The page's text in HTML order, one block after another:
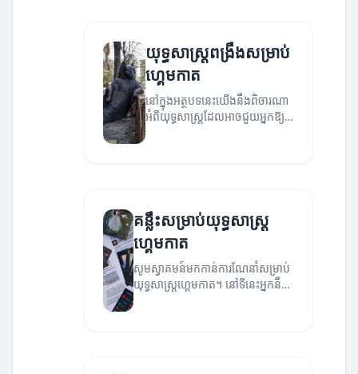
យុទ្ធសាស្ត្រពង្រឹងសម្រាប់
ហ្គេមកាត
នៅក្នុងអត្ថបទនេះយើងនឹងពិចារណា
អំពីយុទ្ធសាស្ត្រដែលអាចជួយអ្នកឱ្យ
ឈ្នះក្នុងហ្គេមកាត។
គន្លឹះសម្រាប់យុទ្ធសាស្ត្រ
ហ្គេមកាត
សូមស្វាគមន៍មកកាន់ការណែនាំសម្រាប់
យុទ្ធសាស្ត្រហ្គេមកាត។ នៅទីនេះអ្នកនឹង
បានស្វែងរកគន្លឹះដ៏មានប្រសិទ្ធភាពក្នុង